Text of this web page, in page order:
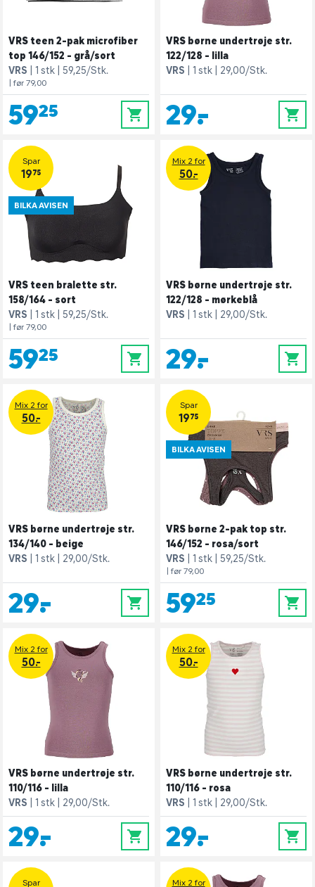
VRS teen 2-pak microfiber
top 146/152 - grå/sort
VRS
1 stk 59,25/Stk.
| før 79,00
59,25 0
VRS børne undertrøje str.
122/128 - lilla
VRS
1 stk 29,00/Stk.
29,- 0
Spar
19,75
BILKA AVISEN
VRS teen bralette str.
158/164 - sort
VRS
1 stk 59,25/Stk.
| før 79,00
59,25 0
Mix 2 for
50.-
VRS børne undertrøje str.
122/128 - mørkeblå
VRS
1 stk 29,00/Stk.
29,- 0
Mix 2 for
50.-
VRS børne undertrøje str.
134/140 - beige
VRS
1 stk 29,00/Stk.
29,- 0
Spar
19,75
BILKA AVISEN
VRS børne 2-pak top str.
146/152 - rosa/sort
VRS
1 stk 59,25/Stk.
| før 79,00
59,25 0
Mix 2 for
50.-
VRS børne undertrøje str.
110/116 - lilla
VRS
1 stk 29,00/Stk.
29,- 0
Mix 2 for
50.-
VRS børne undertrøje str.
110/116 - rosa
VRS
1 stk 29,00/Stk.
29,- 0
Spar Mix 2 for